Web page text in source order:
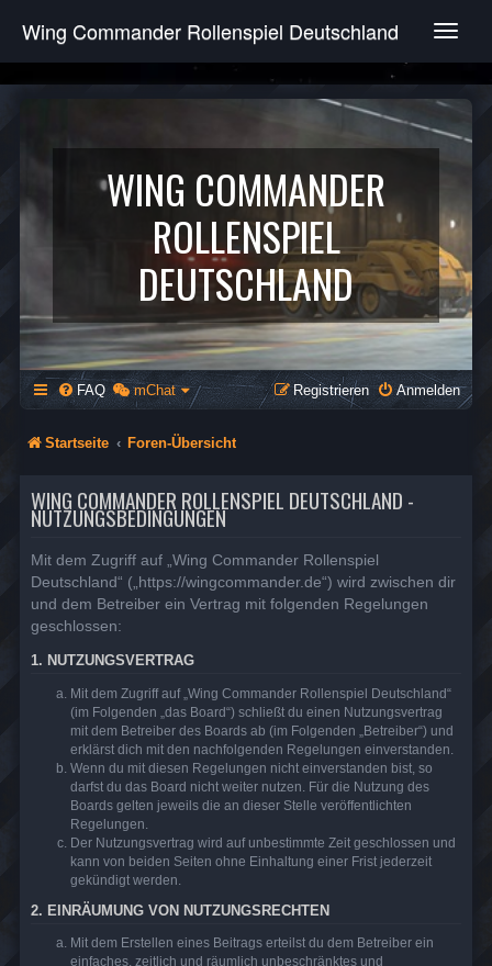
T
g
e
v
g
a
t
i
o
n
Wing Commander Rollenspiel Deutschland
WING COMMANDER
ROLLENSPIEL
DEUTSCHLAND
FAQ mChat Anmelden
Registrieren
Startseite Foren-Übersicht
WING COMMANDER ROLLENSPIEL DEUTSCHLAND -
NUTZUNGSBEDINGUNGEN
Mit dem Zugriff auf „Wing Commander Rollenspiel
Deutschland“ („https://wingcommander.de“) wird zwischen dir
und dem Betreiber ein Vertrag mit folgenden Regelungen
geschlossen:
1. NUTZUNGSVERTRAG
Mit dem Zugriff auf „Wing Commander Rollenspiel Deutschland“
(im Folgenden „das Board“) schließt du einen Nutzungsvertrag
mit dem Betreiber des Boards ab (im Folgenden „Betreiber“) und
erklärst dich mit den nachfolgenden Regelungen einverstanden.
Wenn du mit diesen Regelungen nicht einverstanden bist, so
darfst du das Board nicht weiter nutzen. Für die Nutzung des
Boards gelten jeweils die an dieser Stelle veröffentlichten
Regelungen.
Der Nutzungsvertrag wird auf unbestimmte Zeit geschlossen und
kann von beiden Seiten ohne Einhaltung einer Frist jederzeit
gekündigt werden.
2. EINRÄUMUNG VON NUTZUNGSRECHTEN
Mit dem Erstellen eines Beitrags erteilst du dem Betreiber ein
einfaches, zeitlich und räumlich unbeschränktes und